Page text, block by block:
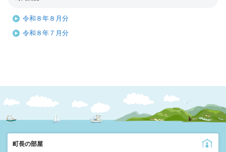
令和８年８月分
令和８年７月分
町長の部屋